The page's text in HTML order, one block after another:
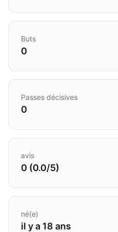
Buts
0
Passes décisives
0
avis
0 (0.0/5)
né(e)
il y a 18 ans